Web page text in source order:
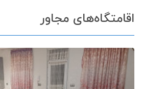
اقامتگاه‌های مجاور